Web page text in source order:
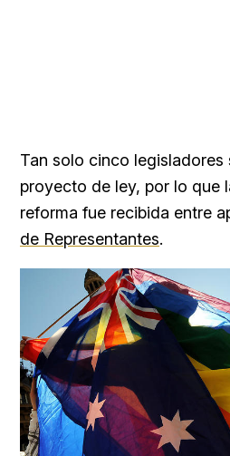
Tan solo cinco legisladores
proyecto de ley, por lo que
reforma fue recibida entre
de Representantes.